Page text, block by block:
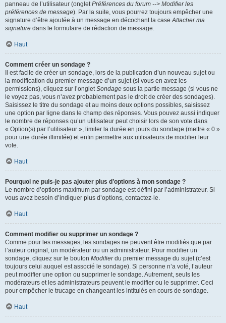
panneau de l’utilisateur (ongletPréférences du forum --> Modifier les
préférences de message). Par la suite, vous pourrez toujours empêcher une
signature d’être ajoutée à un message en décochant la caseAttacher ma
signature dans le formulaire de rédaction de message.
Haut
Comment créer un sondage ?
Il est facile de créer un sondage, lors de la publication d’un nouveau sujet ou
la modification du premier message d’un sujet (si vous en avez les
permissions), cliquez sur l’ongletSondage sous la partie message (si vous ne
le voyez pas, vous n’avez probablement pas le droit de créer des sondages).
Saisissez le titre du sondage et au moins deux options possibles, saisissez
une option par ligne dans le champ des réponses. Vous pouvez aussi indiquer
le nombre de réponses qu’un utilisateur peut choisir lors de son vote dans
« Option(s) par l’utilisateur », limiter la durée en jours du sondage (mettre « 0 »
pour une durée illimitée) et enfin permettre aux utilisateurs de modifier leur
vote.
Haut
Pourquoi ne puis-je pas ajouter plus d’options à mon sondage ?
Le nombre d’options maximum par sondage est défini par l’administrateur. Si
vous avez besoin d’indiquer plus d’options, contactez-le.
Haut
Comment modifier ou supprimer un sondage ?
Comme pour les messages, les sondages ne peuvent être modifiés que par
l’auteur original, un modérateur ou un administrateur. Pour modifier un
sondage, cliquez sur le bouton Modifierdu premier message du sujet (c’est
toujours celui auquel est associé le sondage). Si personne n’a voté, l’auteur
peut modifier une option ou supprimer le sondage. Autrement, seuls les
modérateurs et les administrateurs peuvent le modifier ou le supprimer. Ceci
pour empêcher le trucage en changeant les intitulés en cours de sondage.
Haut